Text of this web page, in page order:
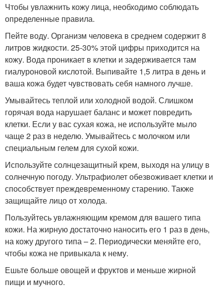
Чтобы увлажнить кожу лица, необходимо соблюдать
определенные правила.
Пейте воду. Организм человека в среднем содержит 8
литров жидкости. 25-30% этой цифры приходится на
кожу. Вода проникает в клетки и задерживается там
гиалуроновой кислотой. Выпивайте 1,5 литра в день и
ваша кожа будет чувствовать себя намного лучше.
Умывайтесь теплой или холодной водой. Слишком
горячая вода нарушает баланс и может повредить
клетки. Если у вас сухая кожа, не используйте мыло
чаще 2 раз в неделю. Умывайтесь с молочком или
специальным гелем для сухой кожи.
Используйте солнцезащитный крем, выходя на улицу в
солнечную погоду. Ультрафиолет обезвоживает клетки и
способствует преждевременному старению. Также
защищайте лицо от холода.
Пользуйтесь увлажняющим кремом для вашего типа
кожи. На жирную достаточно наносить его 1 раз в день,
на кожу другого типа – 2. Периодически меняйте его,
чтобы кожа не привыкала к нему.
Ешьте больше овощей и фруктов и меньше жирной
пищи и мучного.